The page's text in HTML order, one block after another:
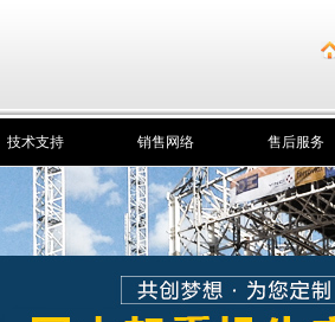
技术支持 销售网络 售后服务